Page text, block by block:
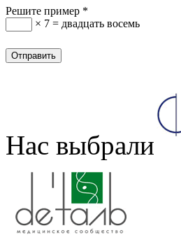
Решите пример *
× 7 = двадцать восемь
Нас выбрали